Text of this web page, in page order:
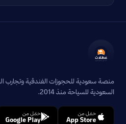
منصة سعودية للحجوزات الفندقية وتجارب
السعودية للسياحة منذ 2014.
حمّل من
App Store
حمّل من
Google Play